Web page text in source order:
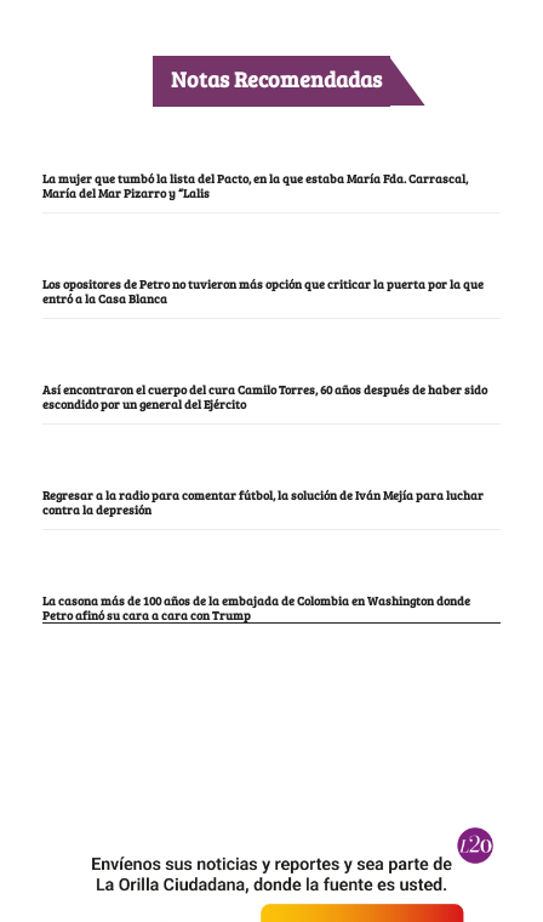
Notas Recomendadas
La mujer que tumbó la lista del Pacto, en la que estaba María Fda. Carrascal,
María del Mar Pizarro y “Lalis
Los opositores de Petro no tuvieron más opción que criticar la puerta por la que
entró a la Casa Blanca
Así encontraron el cuerpo del cura Camilo Torres, 60 años después de haber sido
escondido por un general del Ejército
Regresar a la radio para comentar fútbol, la solución de Iván Mejía para luchar
contra la depresión
La casona más de 100 años de la embajada de Colombia en Washington donde
Petro afinó su cara a cara con Trump